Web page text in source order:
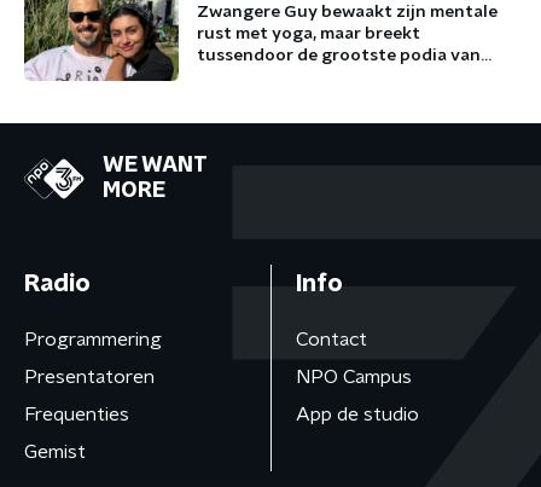
Zwangere Guy bewaakt zijn mentale
rust met yoga, maar breekt
tussendoor de grootste podia van
WE WANT
MORE
Radio
Programmering
Presentatoren
Frequenties
Gemist
Info
Contact
NPO Campus
App de studio